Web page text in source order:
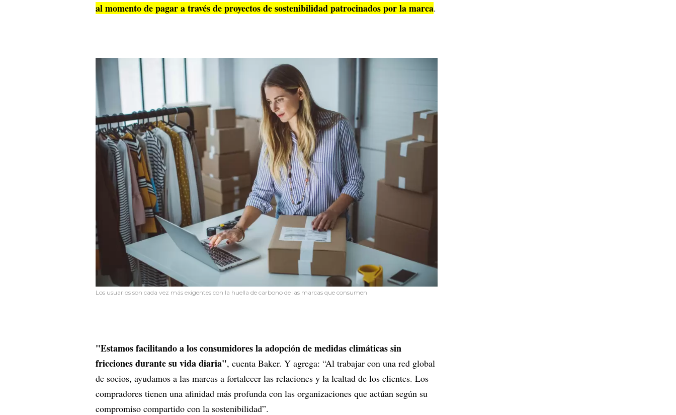
al momento de pagar a través de proyectos de sostenibilidad patrocinados por la marca.
Los usuarios son cada vez más exigentes con la huella de carbono de las marcas que consumen
"Estamos facilitando a los consumidores la adopción de medidas climáticas sin
fricciones durante su vida diaria", cuenta Baker. Y agrega: “Al trabajar con una red global
de socios, ayudamos a las marcas a fortalecer las relaciones y la lealtad de los clientes. Los
compradores tienen una afinidad más profunda con las organizaciones que actúan según su
compromiso compartido con la sostenibilidad”.